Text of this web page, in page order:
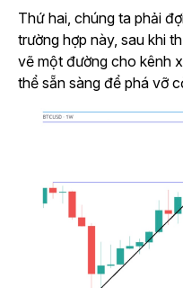
Thứ hai, chúng ta phải
trường hợp này, sau khi
vẽ một đường cho kênh
thể sẵn sàng để phá vỡ